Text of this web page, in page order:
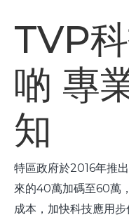
TVP
啲 專
知
特區政府於2016年推出
來的40萬加碼至60萬
成本，加快科技應用